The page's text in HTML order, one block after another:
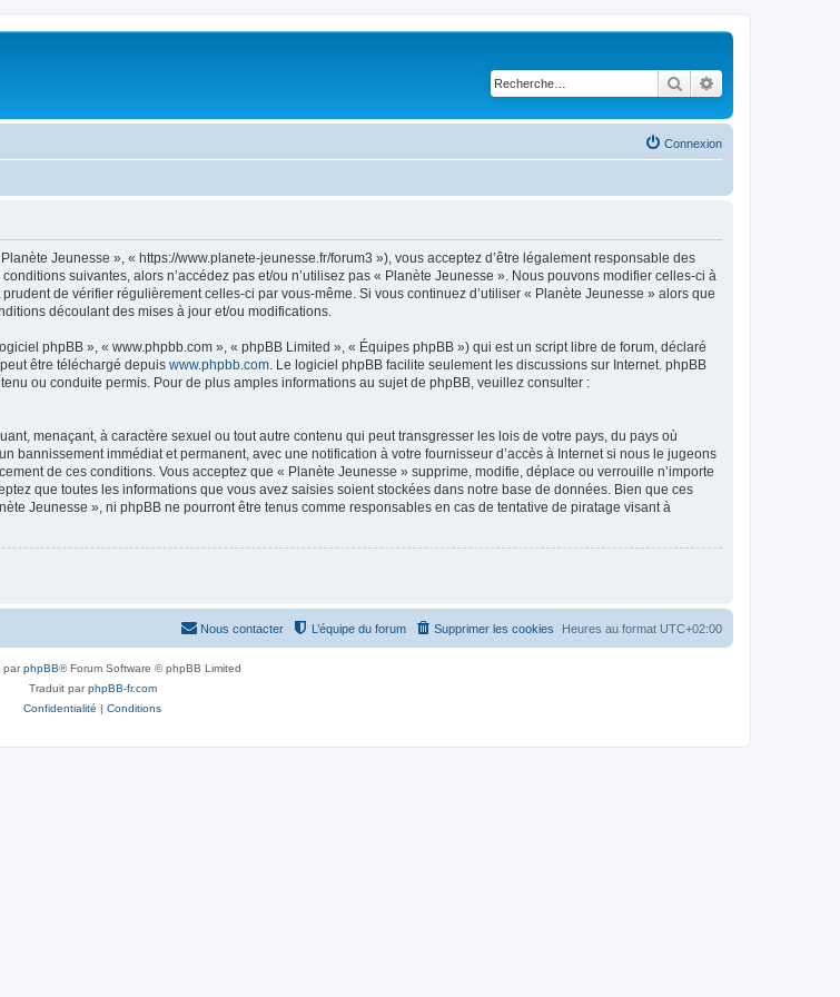
Rechercher
Connexion
Jeunesse », « https://www.planete-jeunesse.fr/forum3 »), vous acceptez d’être légalement responsable des
suivantes, alors n’accédez pas et/ou n’utilisez pas « Planète Jeunesse ». Nous pouvons modifier celles-ci à
de vérifier régulièrement celles-ci par vous-même. Si vous continuez d’utiliser « Planète Jeunesse » alors que
découlant des mises à jour et/ou modifications.
phpBB », « www.phpbb.com », « phpBB Limited », « Équipes phpBB ») qui est un script libre de forum, déclaré
être téléchargé depuis www.phpbb.com . Le logiciel phpBB facilite seulement les discussions sur Internet. phpBB
ou conduite permis. Pour de plus amples informations au sujet de phpBB, veuillez consulter :
menaçant, à caractère sexuel ou tout autre contenu qui peut transgresser les lois de votre pays, du pays où
immédiat et permanent, avec une notification à votre fournisseur d’accès à Internet si nous le jugeons
de ces conditions. Vous acceptez que « Planète Jeunesse » supprime, modifie, déplace ou verrouille n’importe
que toutes les informations que vous avez saisies soient stockées dans notre base de données. Bien que ces
Jeunesse », ni phpBB ne pourront être tenus comme responsables en cas de tentative de piratage visant à
Heures au format UTC+02:00
Supprimer les cookies
L’équipe du forum
Nous contacter
parphpBB® Forum Software © phpBB Limited
Traduit parphpBB-fr.com
Confidentialité | Conditions